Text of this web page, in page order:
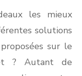
les mieux
solutions
sur le
? Autant de